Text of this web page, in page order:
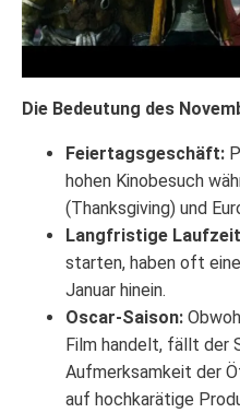
Die Bedeutung des
Feiertagsgeschäft:
hohen Kinobesuch
(Thanksgiving) und
Langfristige
starten, haben oft
Januar hinein.
Oscar-Saison:
Film handelt, fällt der
Aufmerksamkeit der
auf hochkarätige